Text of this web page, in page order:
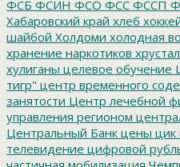
ФСБ ФСИН ФСО ФСС ФССП
Хабаровский край хлеб
шайбой Холдоми холодная
хранение наркотиков
хулиганы целевое обучение
тигр" центр временного
занятости Центр лечебной
управления регионом
Центральный Банк цены цик
телевидение цифровой